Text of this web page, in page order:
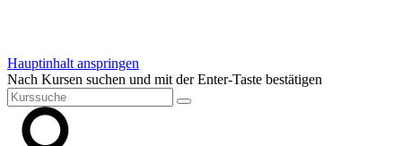
Hauptinhalt anspringen
Nach Kursen suchen und mit der Enter-Taste bestätigen